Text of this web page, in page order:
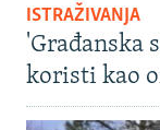
ISTRAŽIVANJA
'Građanska
koristi kao